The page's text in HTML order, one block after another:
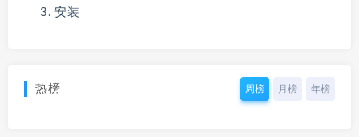
安装
热榜 周榜 月榜 年榜